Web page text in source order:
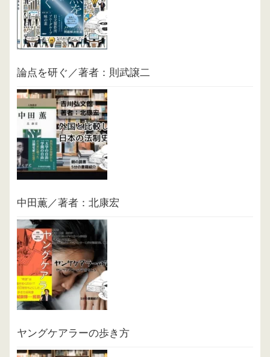
論点を研ぐ／著者：則武譲二
中田薫／著者：北康宏
ヤングケアラーの歩き方